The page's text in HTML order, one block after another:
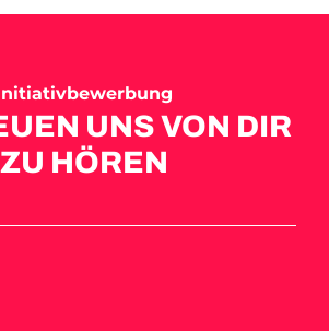
UNS VON DIR
ZU HÖREN